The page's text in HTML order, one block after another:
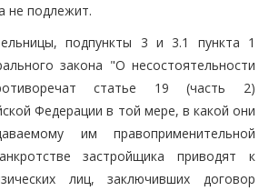
не подлежит.
подпункты 3 и 3.1 пункта 1
закона "О несостоятельности
статье 19 (часть 2)
Федерации в той мере, в какой они
им правоприменительной
застройщика приводят к
лиц, заключивших договор